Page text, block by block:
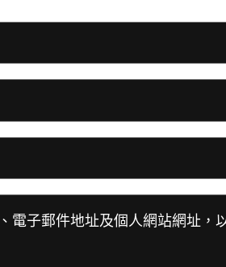
電子郵件地址及個人網站網址，